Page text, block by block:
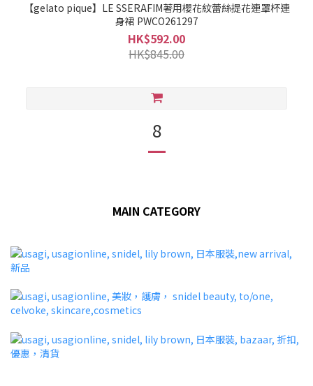
【gelato pique】LE SSERAFIM著用櫻花紋蕾絲提花連罩杯連
身裙 PWCO261297
HK$592.00
HK$845.00
8
MAIN CATEGORY